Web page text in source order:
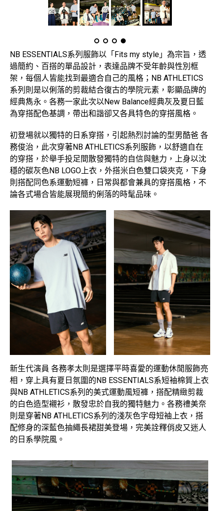
NB ESSENTIALS系列服飾以「Fits my style」為宗旨，透
過簡約、百搭的單品設計，表達品牌不受年齡與性別框
架，每個人皆能找到最適合自己的風格；NB ATHLETICS
系列則是以俐落的剪裁結合復古的學院元素，彰顯品牌的
經典雋永。各務一家此次以New Balance經典灰及夏日藍
為穿搭配色基調，帶出和諧卻又各具特色的穿搭風格。
初登場就以獨特的日系穿搭，引起熱烈討論的型男酷爸 各
務俊治，此次穿著NB ATHLETICS系列服飾，以舒適自在
的穿搭，於舉手投足間散發獨特的自信與魅力，上身以沈
穩的碳灰色NB LOGO上衣，外搭米白色雙口袋夾克，下身
則搭配同色系運動短褲，日常與都會兼具的穿搭風格，不
論各式場合皆能展現簡約俐落的時髦品味。
新生代演員 各務孝太則是選擇平時喜愛的運動休閒服飾亮
相，穿上具有夏日氛圍的NB ESSENTIALS系短袖棉質上衣
與NB ATHLETICS系列的美式運動風短褲，搭配精緻剪裁
的白色造型襯衫，散發忠於自我的獨特魅力。各務禮美奈
則是穿著NB ATHLETICS系列的淺灰色字母短袖上衣，搭
配修身的深藍色抽繩長裙甜美登場，完美詮釋俏皮又迷人
的日系學院風。